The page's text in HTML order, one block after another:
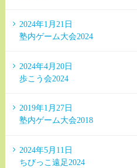
2024年1月21日
塾内ゲーム大会2024
2024年4月20日
歩こう会2024
2019年1月27日
塾内ゲーム大会2018
2024年5月11日
ちびっこ遠足2024